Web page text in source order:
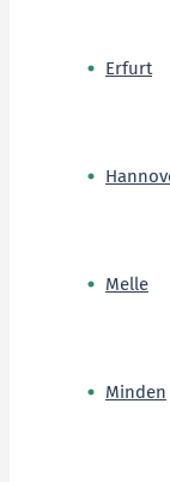
Erfurt
Melle
Minden